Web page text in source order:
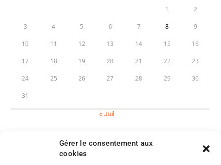
Gérer le consentement aux
cookies
1 2
3 4 5 6 7 8 9
10 11 12 13 14 15 16
17 18 19 20 21 22 23
24 25 26 27 28 29 30
31
« Juil